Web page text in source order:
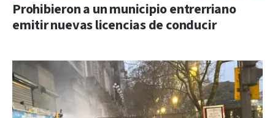
Prohibieron a un municipio entrerriano
emitir nuevas licencias de conducir